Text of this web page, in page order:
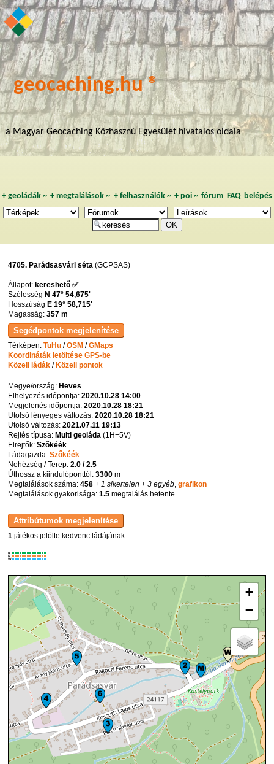
geocaching.hu ®
a Magyar Geocaching Közhasznú Egyesület hivatalos oldala
+ geoládák~ +megtalálások ~ + felhasználók~ + poi~ fórum FAQ belépés
4705. Parádsasvári séta (GCPSAS)
Állapot: kereshető ✅
Szélesség N 47° 54,675'
Hosszúság E 19° 58,715'
Magasság:357 m
Térképen:TuHu /OSM /GMaps
Koordináták letöltése GPS-be
Közeli ládák / Közeli pontok
Megye/ország: Heves
Elhelyezés időpontja:2020.10.28 14:00
Megjelenés időpontja:2020.10.28 18:21
Utolsó lényeges változás:2020.10.28 18:21
Utolsó változás:2021.07.11 19:13
Rejtés típusa: Multi geoláda (1H+5V)
Elrejtők:Szőkéék
Ládagazda:Szőkéék
Nehézség / Terep:2.0 / 2.5
Úthossz a kiindulóponttól:3300 m
Megtalálások száma:458 + 1 sikertelen + 3 egyéb,grafikon
Megtalálások gyakorisága:1.5 megtalálás hetente
1 játékos jelölte kedvenc ládájának
K
R
W
+
−